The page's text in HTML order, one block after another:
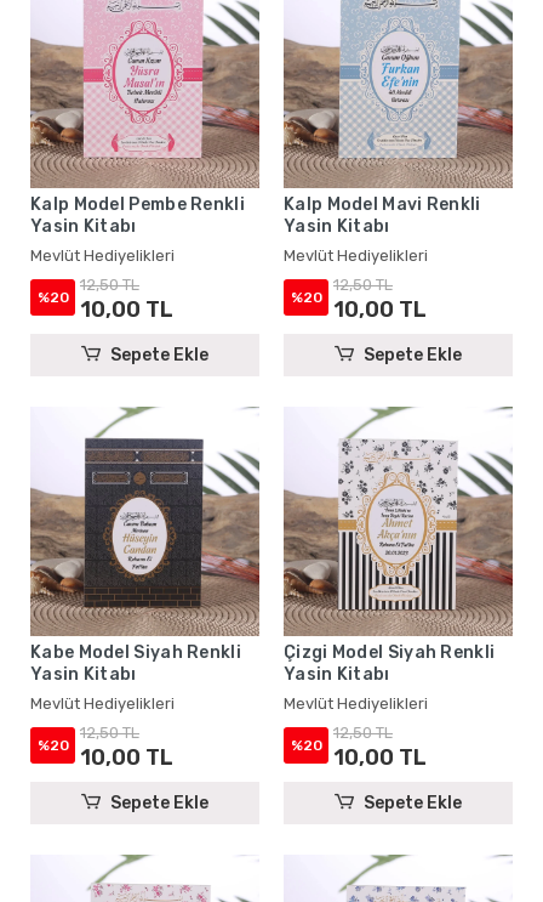
Kalp Model Pembe Renkli
Yasin Kitabı
Mevlüt Hediyelikleri
%20
12,50 TL
10,00 TL
Sepete Ekle
Kalp Model Mavi Renkli
Yasin Kitabı
Mevlüt Hediyelikleri
%20
12,50 TL
10,00 TL
Sepete Ekle
Kabe Model Siyah Renkli
Yasin Kitabı
Mevlüt Hediyelikleri
%20
12,50 TL
10,00 TL
Sepete Ekle
Çizgi Model Siyah Renkli
Yasin Kitabı
Mevlüt Hediyelikleri
%20
12,50 TL
10,00 TL
Sepete Ekle